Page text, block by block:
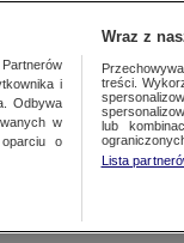
i
Odbywa
w
o
Wraz z
treści.
lub
Lista